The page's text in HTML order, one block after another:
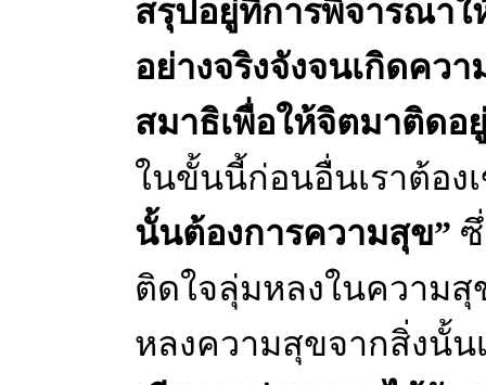
สรุปอยู่ที่การพิจารณาใ
อย่างจริงจังจนเกิดคว
สมาธิเพื่อให้จิตมาติด
ในขั้นนี้ก่อนอื่นเราต้อง
นั้นต้องการความสุข”
ติดใจลุ่มหลงในความสุ
หลงความสุขจากสิ่งนั้น